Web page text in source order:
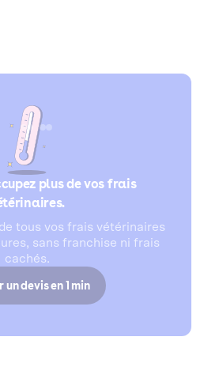
plus de vos frais
tous vos frais vétérinaires
sans franchise ni frais
cachés.
un devis en 1 min